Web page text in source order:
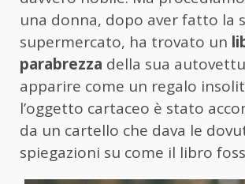
una donna, dopo aver fatto la
supermercato, ha trovato un
parabrezza della sua
apparire come un regalo
l’oggetto cartaceo è stato
da un cartello che dava le
spiegazioni su come il libro